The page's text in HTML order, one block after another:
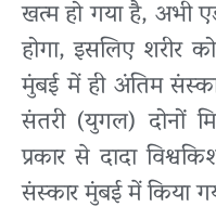
खत्म हो गया है, अभी
होगा, इसलिए शरीर
मुंबई में ही अंतिम
संतरी (युगल) दोनों
प्रकार से दादा
संस्कार मुंबई में किया